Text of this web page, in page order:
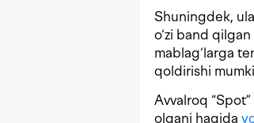
Shuningdek,
o‘zi band
mablag‘larga
qoldirishi
Avvalroq
olgani haqida